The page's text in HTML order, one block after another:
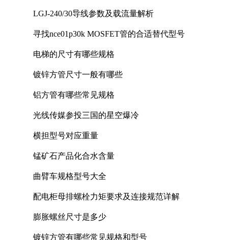
LGJ-240/30导线参数及载流量解析
寻找nce01p30k MOSFET管的合适替代型号
电梯的尺寸有哪些规格
镀锌方管尺寸一般有哪些
铝方管有哪些常见规格
光线传媒参投三国的星空爆冷
横担型号对应重量
锰矿石产品化合水含量
曲臂车规格型号大全
配电柜母排螺栓力矩要求及连接规范详解
膨胀螺丝尺寸是多少
镀锌方管有哪些常见规格和型号